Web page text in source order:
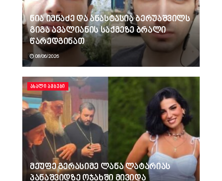
ნია იმნაძე და ანასტასია ბერუაშვილს
გიგა ავალიანის საქმეზე ბრალი
წარედგინათ
08/06/2026
ᲐᲮᲐᲚᲘ ᲐᲛᲑᲔᲑᲘ
მეუფე გერასიმე ლანა ლატარიას
პანაშვიდზე ოჯახში მივიდა